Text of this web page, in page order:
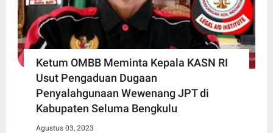
Ketum OMBB Meminta Kepala KASN RI
Usut Pengaduan Dugaan
Penyalahgunaan Wewenang JPT di
Kabupaten Seluma Bengkulu
Agustus 03, 2023